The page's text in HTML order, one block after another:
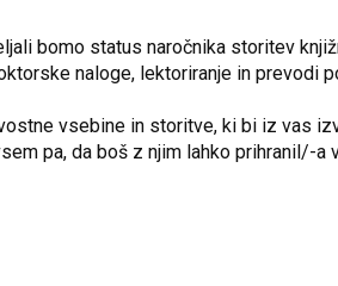
bomo status naročnika storitev
naloge, lektoriranje in prevodi
vsebine in storitve, ki bi iz vas
pa, da boš z njim lahko prihranil/-a